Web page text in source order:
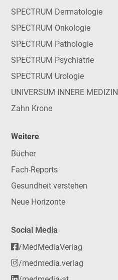
SPECTRUM Dermatologie
SPECTRUM Onkologie
SPECTRUM Pathologie
SPECTRUM Psychiatrie
SPECTRUM Urologie
UNIVERSUM INNERE MEDIZIN
Zahn Krone
Weitere
Bücher
Fach-Reports
Gesundheit verstehen
Neue Horizonte
Social Media
/MedMediaVerlag
/medmedia.verlag